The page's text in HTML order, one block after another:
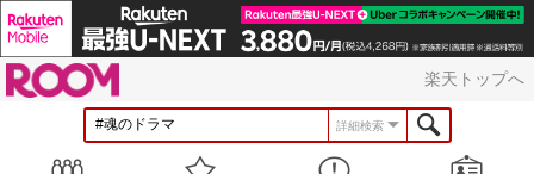
楽天トップへ
詳細検索
見つける お知らせ